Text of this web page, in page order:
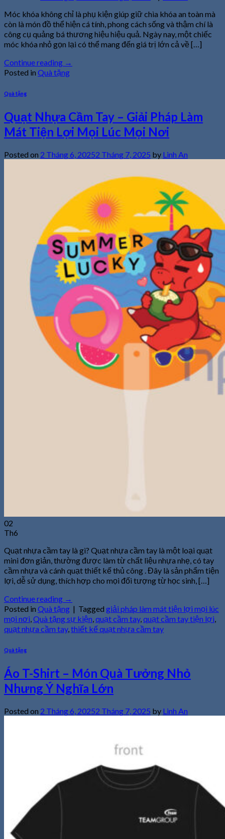
Móc khóa không chỉ là phụ kiện giúp giữ chìa khóa an toàn mà
còn là món đồ thể hiện cá tính, phong cách sống và thậm chí là
công cụ quảng bá thương hiệu hiệu quả. Ngày nay, một chiếc
móc khóa nhỏ gọn lại có thể mang đến giá trị lớn cả về […]
Continue reading →
Posted in Quà tặng
Quà tặng
Quạt Nhựa Cầm Tay – Giải Pháp Làm
Mát Tiện Lợi Mọi Lúc Mọi Nơi
Posted on 2 Tháng 6, 20252 Tháng 7, 2025 by Linh An
02
Th6
Quạt nhựa cầm tay là gì? Quạt nhựa cầm tay là một loại quạt
mini đơn giản, thường được làm từ chất liệu nhựa nhẹ, có tay
cầm nhựa và cánh quạt thiết kế thủ công . Đây là sản phẩm tiện
lợi, dễ sử dụng, thích hợp cho mọi đối tượng từ học sinh, […]
Continue reading →
Posted in Quà tặng | Tagged giải pháp làm mát tiện lợi mọi lúc
mọi nơi,Quà tặng sự kiện,quạt cầm tay,quạt cầm tay tiện lợi,
quạt nhựa cầm tay,thiết kế quạt nhựa cầm tay
Quà tặng
Áo T-Shirt – Món Quà Tưởng Nhỏ
Nhưng Ý Nghĩa Lớn
Posted on 2 Tháng 6, 20252 Tháng 7, 2025 by Linh An